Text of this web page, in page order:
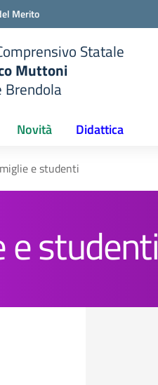
Merito
Statale
Muttoni
Brendola
Novità Didattica
e studenti
e studenti